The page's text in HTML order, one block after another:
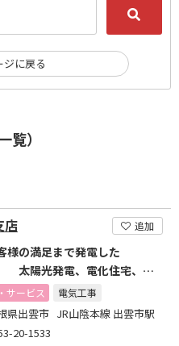
）
店 追加
様の満足まで発電した
太陽光発電、電化住宅、オ
化のことならご相談ください
サービス 電気工事
県出雲市 JR山陰本線 出雲市駅
20-1533
ジに戻る